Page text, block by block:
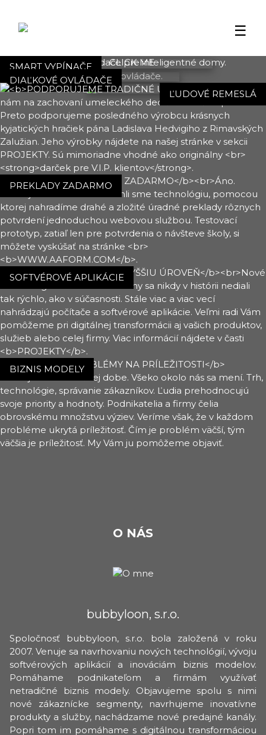
☰
SMART VYPÍNAČE
CLICK ME
DIAĽKOVÉ OVLÁDAČE
ĽUDOVÉ REMESLÁ
PREKLADY ZADARMO
SOFTVÉROVÉ APLIKÁCIE
BIZNIS MODELY
O NÁS
bubbyloon, s.r.o.
Spoločnosť bubbyloon, s.r.o. bola založená v roku
2007. Venuje sa navrhovaniu nových technológií, vývoju
softvérových aplikácií a inováciám biznis modelov.
Pomáhame podnikateľom a firmám využívať
netradičné biznis modely. Objavujeme spolu s nimi
nové zákaznícke segmenty, navrhujeme inovatívne
produkty a služby, nachádzame nové predajné kanály.
Popri tom im pomáhame s digitálnou transformáciou